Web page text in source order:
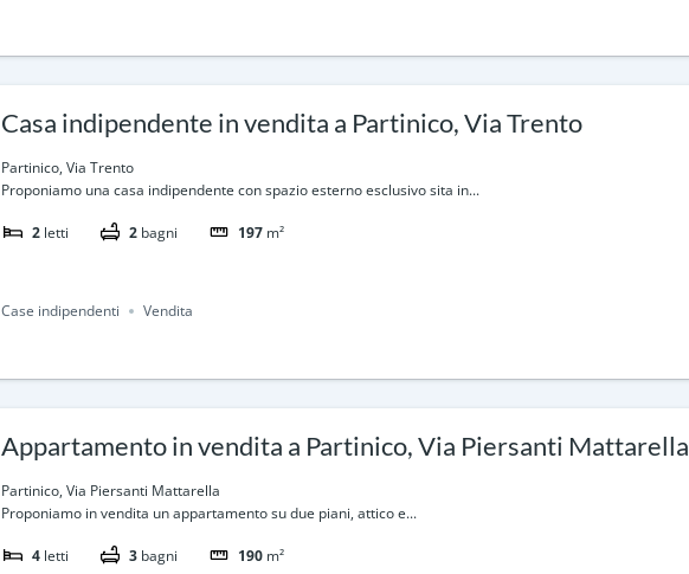
Casa indipendente in vendita a Partinico, Via Trento
Partinico, Via Trento
Proponiamo una casa indipendente con spazio esterno esclusivo sita in...
2 letti 2 bagni 197 m²
Case indipendenti Vendita
Appartamento in vendita a Partinico, Via Piersanti Mattarella
Partinico, Via Piersanti Mattarella
Proponiamo in vendita un appartamento su due piani, attico e...
4 letti 3 bagni 190 m²